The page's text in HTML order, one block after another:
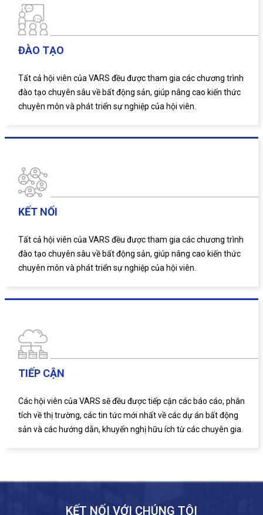
ĐÀO TẠO
Tất cả hội viên của VARS đều được tham gia các chương trình
đào tạo chuyên sâu về bất động sản, giúp nâng cao kiến thức
chuyên môn và phát triển sự nghiệp của hội viên.
KẾT NỐI
Tất cả hội viên của VARS đều được tham gia các chương trình
đào tạo chuyên sâu về bất động sản, giúp nâng cao kiến thức
chuyên môn và phát triển sự nghiệp của hội viên.
TIẾP CẬN
Các hội viên của VARS sẽ đều được tiếp cận các báo cáo, phân
tích về thị trường, các tin tức mới nhất về các dự án bất động
sản và các hướng dẫn, khuyến nghị hữu ích từ các chuyên gia.
KẾT NỐI VỚI CHÚNG TÔI